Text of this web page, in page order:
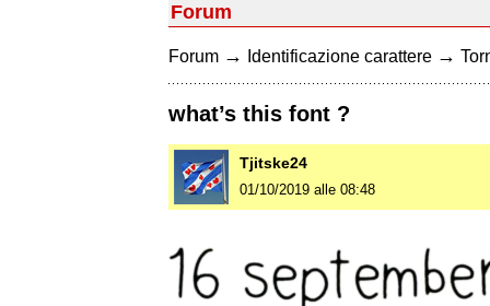
Forum
Forum → Identificazione carattere →
what’s this font ?
Tjitske24
01/10/2019 alle 08:48